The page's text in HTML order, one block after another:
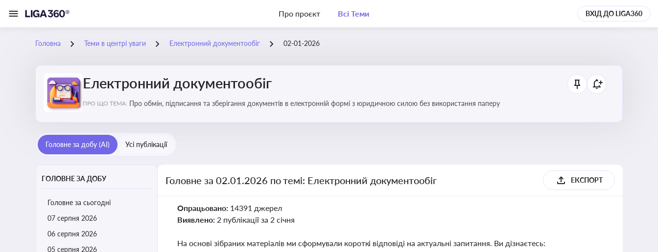
Про проєкт Всі Теми ВХІД ДО LIGA360
Головна Теми в центрі уваги Електронний документообіг 02-01-2026
Електронний документообіг
ПРО ЩО ТЕМА: Про обмін, підписання та зберігання документів в електронній формі з юридичною силою без використання паперу
Головне за добу (AI) Усі публікації
ГОЛОВНЕ ЗА ДОБУ
Головне за сьогодні
07 серпня 2026
06 серпня 2026
05 серпня 2026
Головне за 02.01.2026 по темі: Електронний документообіг ЕКСПОРТ
Опрацьовано: 14391 джерел
Виявлено: 2 публікації за 2 січня
На основі зібраних матеріалів ми сформували короткі відповіді на актуальні запитання. Ви дізнаєтесь: